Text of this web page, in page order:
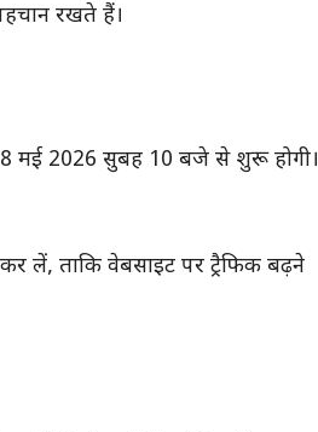
रखते हैं।
28 मई 2026 सुबह 10 बजे से शुरू होगी।
लें, ताकि वेबसाइट पर ट्रैफिक बढ़ने